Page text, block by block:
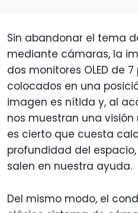
Sin abandonar el tema
mediante cámaras, la
dos monitores OLED de
colocados en una
imagen es nítida y, al
nos muestran una
es cierto que cuesta
profundidad del
salen en nuestra ayuda.
Del mismo modo, el